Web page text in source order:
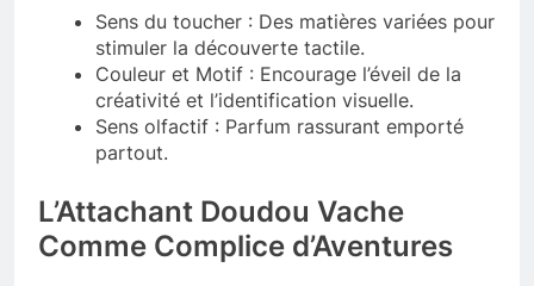
Sens du toucher : Des matières variées pour
stimuler la découverte tactile.
Couleur et Motif : Encourage l’éveil de la
créativité et l’identification visuelle.
Sens olfactif : Parfum rassurant emporté
partout.
L’Attachant Doudou Vache
Comme Complice d’Aventures